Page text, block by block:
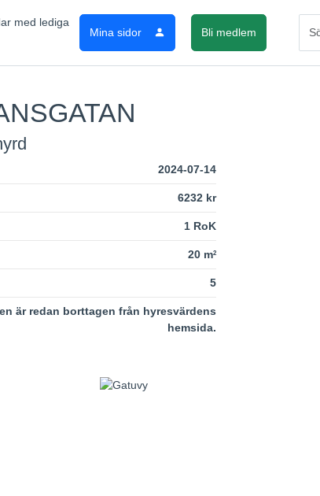
Mina sidor Bli medlem
2024-07-14
6232 kr
1 RoK
20 m2
5
är redan borttagen från hyresvärdens
hemsida.